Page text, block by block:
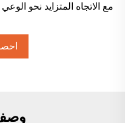
مع الاتجاه المتزايد نحو